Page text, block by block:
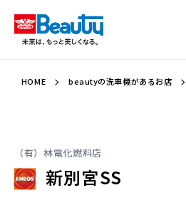
HOME beautyの洗車機があるお店
（有）林電化燃料店
新別宮SS